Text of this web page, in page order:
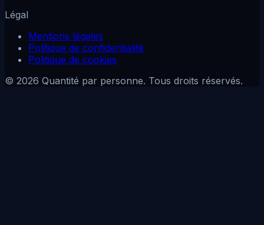
Légal
Mentions légales
Politique de confidentialité
Politique de cookies
© 2026 Quantité par personne. Tous droits réservés.